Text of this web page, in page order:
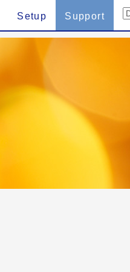
Setup Support